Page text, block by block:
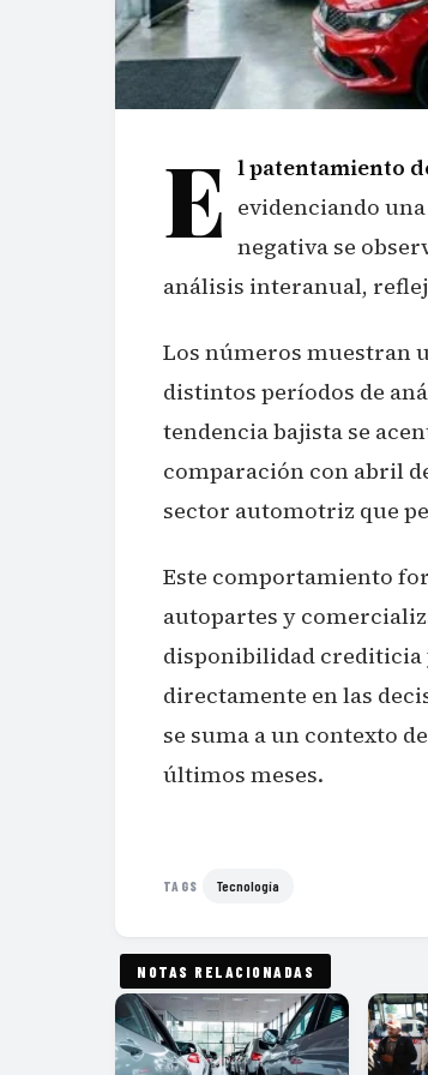
E l patentamiento
evidenciando
negativa se
análisis interanual,
Los números muestran
distintos períodos de
tendencia bajista se
comparación con abril
sector automotriz que
Este comportamiento
autopartes y
disponibilidad crediticia
directamente en las
se suma a un contexto
últimos meses.
TAGS Tecnología
NOTAS RELACIONADAS